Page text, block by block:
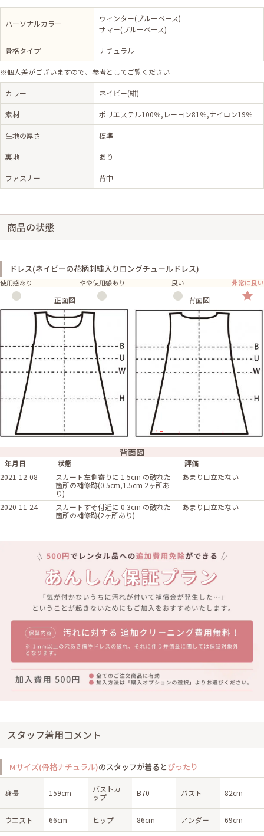
パーソナルカラー
ウィンター(ブルーベース)
サマー(ブルーベース)
骨格タイプ ナチュラル
※個人差がございますので、参考としてご覧ください
カラー ネイビー(紺)
素材 ポリエステル100％,レーヨン81％,ナイロン19％
生地の厚さ 標準
裏地 あり
ファスナー 背中
商品の状態
ドレス(ネイビーの花柄刺繍入りロングチュールドレス)
使用感あり やや使用感あり 良い 非常に良い
正面図 背面図
背面図
年月日 状態
評価
2021-12-08
スカート左側寄りに 1.5cm の破れた
箇所の補修跡(0.5cm,1.5cm 2ヶ所あ
り)
あまり目立たない
2020-11-24
スカートすそ付近に 0.3cm の破れた
箇所の補修跡(2ヶ所あり)
あまり目立たない
スタッフ着用コメント
Mサイズ(骨格ナチュラル)のスタッフが着るとぴったり
身長 159cm
バストカ
ップ
B70 バスト 82cm
ウエスト 66cm ヒップ 86cm アンダー 69cm